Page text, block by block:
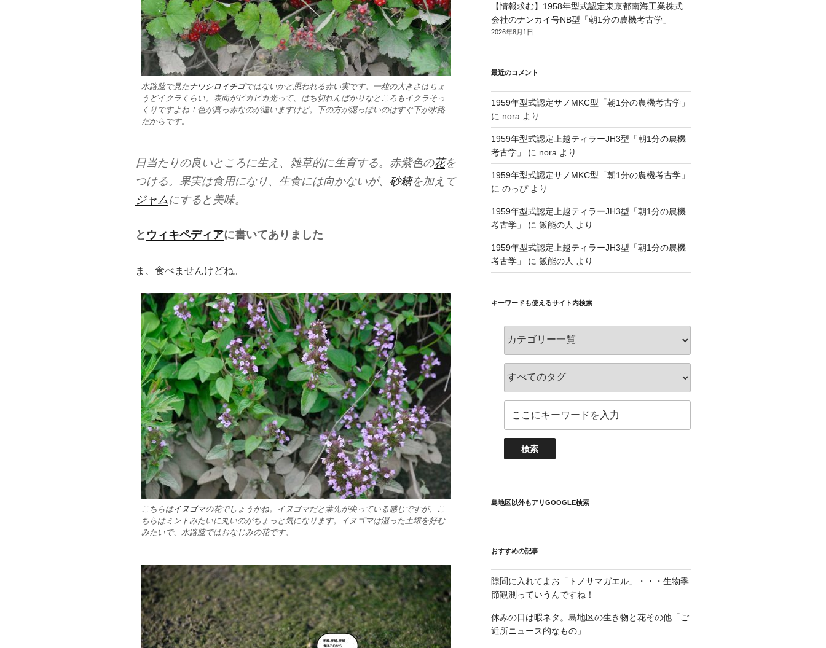
水路脇で見たナワシロイチゴではないかと思われる赤い実です。一粒の大きさはちょ
うどイクラくらい。表面がピカピカ光って、はち切れんばかりなところもイクラそっ
くりですよね！色が真っ赤なのが違いますけど。下の方が泥っぽいのはすぐ下が水路
だからです。
日当たりの良いところに生え、雑草的に生育する。赤紫色の花を
つける。果実は食用になり、生食には向かないが、 砂糖を加えて
ジャムにすると美味。
と ウィキペディアに書いてありました
ま、食べませんけどね。
こちらはイヌゴマの花でしょうかね。イヌゴマだと葉先が尖っている感じですが、こ
ちらはミントみたいに丸いのがちょっと気になります。イヌゴマは湿った土壌を好む
みたいで、水路脇ではおなじみの花です。
【情報求む】1958年型式認定東京都南海工業株式
会社のナンカイ号NB型「朝1分の農機考古学」
2026年8月1日
最近のコメント
1959年型式認定サノMKC型「朝1分の農機考古学」
に nora より
1959年型式認定上越ティラーJH3型「朝1分の農機
考古学」
に nora より
1959年型式認定サノMKC型「朝1分の農機考古学」
に のっぴより
1959年型式認定上越ティラーJH3型「朝1分の農機
考古学」
に 飯能の人 より
1959年型式認定上越ティラーJH3型「朝1分の農機
考古学」
に 飯能の人 より
キーワードも使えるサイト内検索
島地区以外もアリGOOGLE検索
おすすめの記事
隙間に入れてよお「トノサマガエル」・・・生物季
節観測っていうんですね！
休みの日は暇ネタ。島地区の生き物と花その他「ご
近所ニュース的なもの」